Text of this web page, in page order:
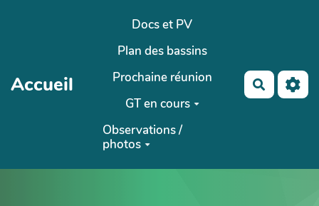
Aller au contenu principal
Accueil
Docs et PV
Plan des bassins
Prochaine réunion
GT en cours
Observations /
photos